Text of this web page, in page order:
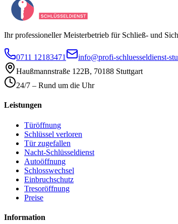
Ihr professioneller Meisterbetrieb für Schließ- und
0711 12183471
info@profi-schluesseldienst-
Haußmannstraße 122B, 70188 Stuttgart
24/7 – Rund um die Uhr
Leistungen
Türöffnung
Schlüssel verloren
Tür zugefallen
Nacht-Schlüsseldienst
Autoöffnung
Schlosswechsel
Einbruchschutz
Tresoröffnung
Preise
Information